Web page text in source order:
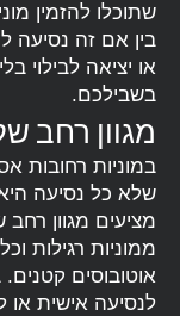
שתוכלו להזמין
בין אם זה נסיעה
או יציאה לבילוי
בשבילכם.
מגוון רחב
במוניות רחובות
שלא כל נסיעה
מציעים מגוון
ממוניות רגילות
אוטובוסים
לנסיעה אישית או